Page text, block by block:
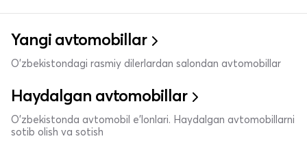
Yangi avtomobillar
O'zbekistondagi rasmiy dilerlardan salondan avtomobillar
Haydalgan avtomobillar
O'zbekistonda avtomobil e’lonlari. Haydalgan avtomobillarni
sotib olish va sotish